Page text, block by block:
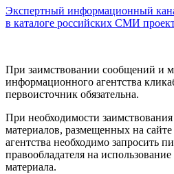
Экспертный информационный
в каталоге российских СМИ
При заимствовании сообщений и
информационного агентства
первоисточник обязательна.
При необходимости
материалов, размещенных на
агентства необходимо запросить
правообладателя на
материала.